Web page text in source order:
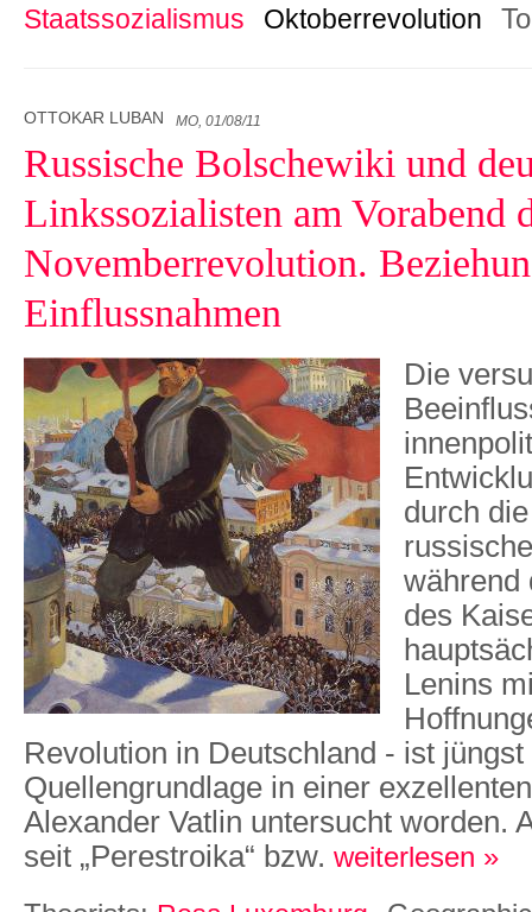
Staatssozialismus
Oktoberrevolution
OTTOKAR LUBAN MO, 01/08/11
Russische Bolschewiki und
Linkssozialisten am Vorabend
Novemberrevolution.
Einflussnahmen
Die
durch
während
des
Lenins
Revolution in Deutschland - ist
Quellengrundlage in einer
Alexander Vatlin untersucht worden.
seit „Perestroika“ bzw. weiterlesen »